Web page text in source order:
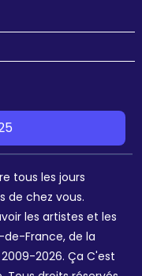
tous les jours
de chez vous.
les artistes et les
France, de la
2026. Ça C'est